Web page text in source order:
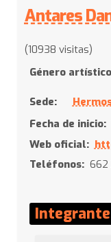
Antares
(10938 visitas)
Género
Sede:
Fecha de inicio:
Web oficial:
Teléfonos: 662